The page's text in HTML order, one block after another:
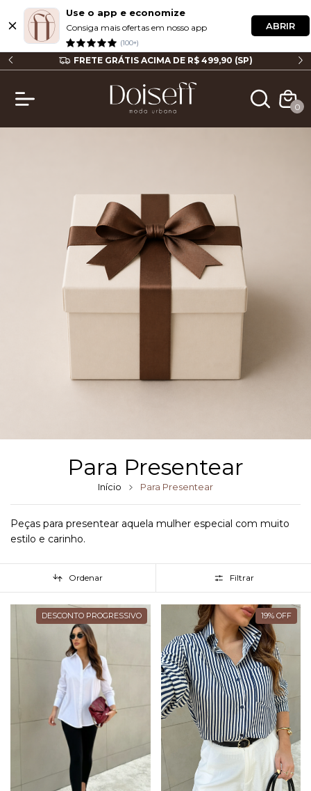
Use o app e economize
Consiga mais ofertas em nosso app
(100+)
ABRIR
FRETE GRÁTIS ACIMA DE R$ 499,90 (SP)
0
Para Presentear
Início Para Presentear
Peças para presentear aquela mulher especial com muito
estilo e carinho.
Ordenar Filtrar
DESCONTO PROGRESSIVO 19% OFF